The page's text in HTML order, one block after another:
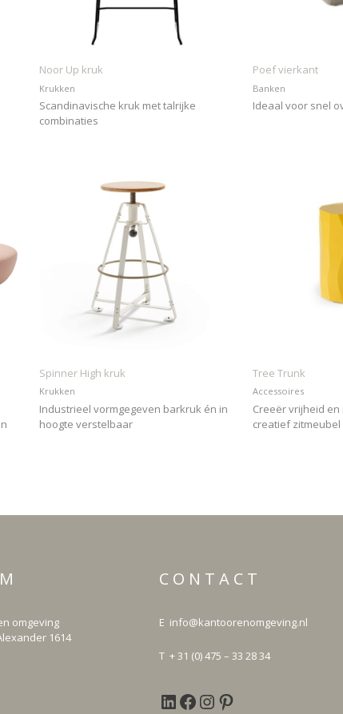
Noor Up kruk
Krukken
Scandinavische kruk met talrijke
combinaties
Poef vierkant
Banken
Ideaal voor snel
Spinner High kruk
Krukken
Industrieel vormgegeven barkruk én in
hoogte verstelbaar
Tree Trunk
Accessoires
Creeër vrijheid
creatief zitmeubel
omgeving
1614
C O N T A C T
E info@kantoorenomgeving.nl
T + 31 (0) 475 – 33 28 34
LinkedIn
Facebook
Instagram
Pinterest